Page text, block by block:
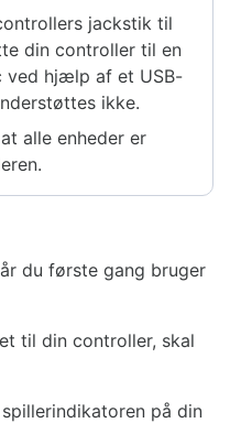
jackstik til
din controller til en
ved hjælp af et USB-
ikke.
alle enheder er
du første gang bruger
til din controller, skal
på din